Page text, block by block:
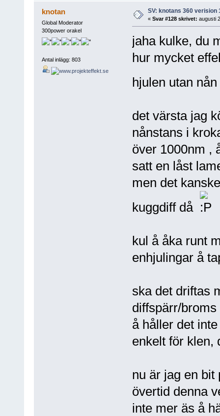
knotan
Global Moderator
300power orakel
Antal inlägg: 803
SV: knotans 360 verision
« Svar #128 skrivet: augusti
jaha kulke, du
hur mycket
hjulen utan
det värsta jag
nånstans i
över 1000nm ,
satt en låst
men det
kuggdiff då
kul å åka runt
enhjulingar å
ska det driftas
diffspärr/
å håller det
enkelt för klen,
nu är jag en bit
övertid denna
inte mer äs å